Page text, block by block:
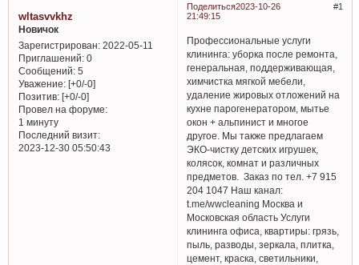
Поделиться 1
2023-10-26
21:49:15
wltasvvkhz
Новичок
Зарегистрирован: 2022-05-11
Приглашений:0
Сообщений:5
Уважение: [+0/-0]
Позитив: [+0/-0]
Провел на форуме:
1 минуту
Последний визит:
2023-12-30 05:50:43
Профессиональные услуги
клининга: уборка после ремонта,
генеральная, поддерживающая,
химчистка мягкой мебели,
удаление жировых отложений на
кухне парогенератором, мытье
окон + альпинист и многое
другое. Мы также предлагаем
ЭКО-чистку детских игрушек,
колясок, комнат и различных
предметов. Заказ по тел. +7 915
204 1047 Наш канал:
t.me/wwcleaning Москва и
Московская область Услуги
клининга офиса, квартиры: грязь,
пыль, разводы, зеркала, плитка,
цемент, краска, светильники,